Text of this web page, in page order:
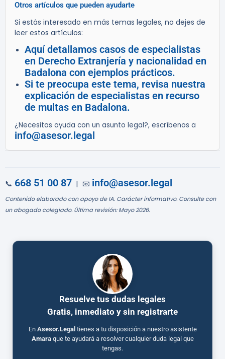
Otros artículos que pueden ayudarte
Si estás interesado en más temas legales, no dejes de
leer estos artículos:
Aquí detallamos casos de especialistas
en Derecho Extranjería y nacionalidad en
Badalona con ejemplos prácticos.
Si te preocupa este tema, revisa nuestra
explicación de especialistas en recurso
de multas en Badalona.
¿Necesitas ayuda con un asunto legal?, escríbenos a
info@asesor.legal
📞 668 51 00 87 | 📧 info@asesor.legal
Contenido elaborado con apoyo de IA. Carácter informativo. Consulte con
un abogado colegiado. Última revisión: Mayo 2026.
Resuelve tus dudas legales
Gratis, inmediato y sin registrarte
En Asesor.Legal tienes a tu disposición a nuestro asistente
Amaraque te ayudará a resolver cualquier duda legal que
tengas.